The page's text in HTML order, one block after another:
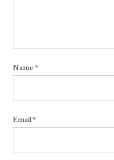
Name*
Email*